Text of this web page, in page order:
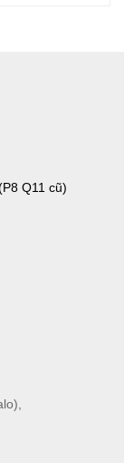
Q11 cũ)